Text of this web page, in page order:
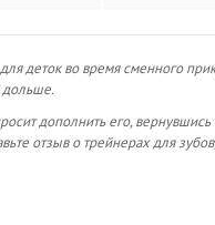
деток во время сменного
дольше.
дополнить его,
отзыв о трейнерах для